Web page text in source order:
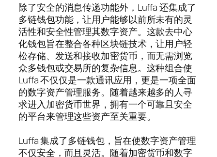
除了安全的消息传递功能外，Luffa 还集成了
多链钱包功能，让用户能够以前所未有的灵
活性和安全性管理其数字资产。这款去中心
化钱包旨在整合各种区块链技术，让用户轻
松存储、发送和接收加密货币，而无需浏览
众多钱包或交易所的复杂信息。这种组合使
Luffa 不仅仅是一款通讯应用，更是一项全面
的数字资产管理服务。随着越来越多的人寻
求进入加密货币世界，拥有一个可靠且安全
的平台来管理这些资产至关重要。
Luffa 集成了多链钱包，旨在使数字资产管理
不仅安全，而且灵活。随着加密货币和数字